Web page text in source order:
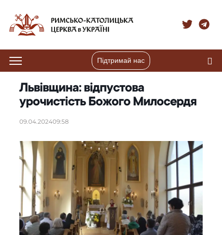
Підтримай нас
Львівщина: відпустова
урочистість Божого Милосердя
09.04.202409:58